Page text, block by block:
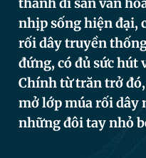
Đọc Thanh Niên trên
nhịp sống hiện đại,
rối dây truyền
đứng, có đủ sức hút
Chính từ trăn trở
mở lớp múa rối dây
những đôi tay nhỏ